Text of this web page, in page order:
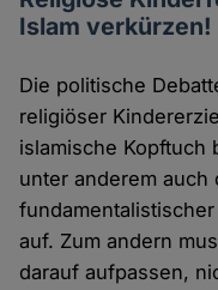
Islam verkürzen!
Die politische
religiöser
islamische Kopftuch
unter anderem auch
auf. Zum andern
darauf aufpassen,